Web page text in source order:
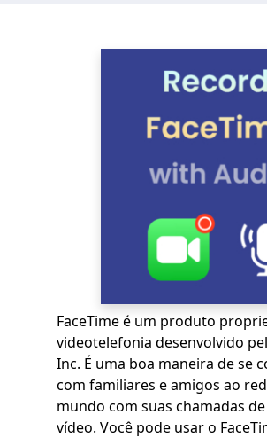
FaceTime é um produto
videotelefonia desenvolvido
Inc. É uma boa maneira de se
com familiares e amigos ao
mundo com suas chamadas
vídeo. Você pode usar o